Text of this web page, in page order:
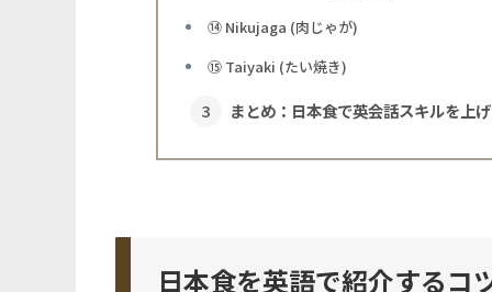
⑭ Nikujaga (肉じゃが)
⑮ Taiyaki (たい焼き)
まとめ：日本食で英会話スキルを上げ
日本食を英語で紹介するコ